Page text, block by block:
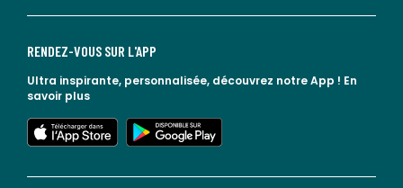
RENDEZ-VOUS SUR L'APP
Ultra inspirante, personnalisée, découvrez notre App ! En
savoir plus
lien vers l'app store
lien vers google play